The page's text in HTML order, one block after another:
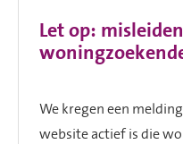
Let op:
We kregen een
website actief is die